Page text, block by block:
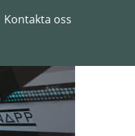
Kontakta oss